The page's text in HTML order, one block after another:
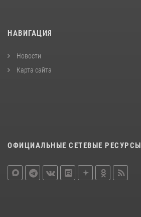
НАВИГАЦИЯ
Новости
Карта сайта
ОФИЦИАЛЬНЫЕ СЕТЕВЫЕ РЕСУРСЫ